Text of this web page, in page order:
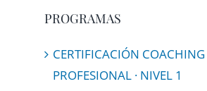
PROGRAMAS
CERTIFICACIÓN COACHING
PROFESIONAL · NIVEL 1